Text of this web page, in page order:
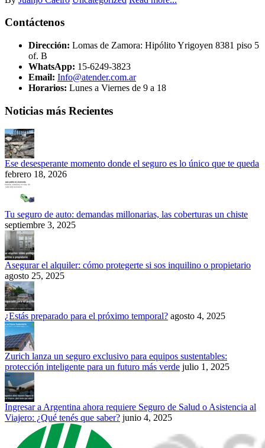
Contáctenos
Dirección: Lomas de Zamora: Hipólito Yrigoyen 8381 piso 5
of. B
WhatsApp: 15-6249-3823
Email: Info@atender.com.ar
Horarios: Lunes a Viernes de 9 a 18
Noticias más Recientes
Ese desesperante momento donde el seguro es lo único que te queda
febrero 18, 2026
Tu seguro de auto: demandas millonarias, las coberturas un chiste
septiembre 3, 2025
Asegurar el alquiler: cómo protegerte si sos inquilino o propietario
agosto 25, 2025
¿Estás preparado para el próximo temporal? agosto 4, 2025
Zurich lanza un seguro exclusivo para equipos sustentables:
protección inteligente para un futuro más verde julio 1, 2025
Ingresar a Argentina ahora requiere Seguro de Salud o Asistencia al
Viajero: ¿Qué tenés que saber? junio 4, 2025